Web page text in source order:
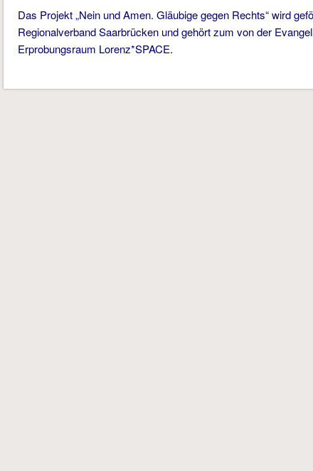
Das Projekt „Nein und Amen. Gläubige gegen Rechts“ wird
Regionalverband Saarbrücken und gehört zum von der
Erprobungsraum Lorenz*SPACE.